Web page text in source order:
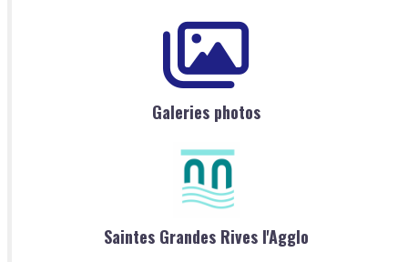
Galeries photos
Saintes Grandes Rives l'Agglo